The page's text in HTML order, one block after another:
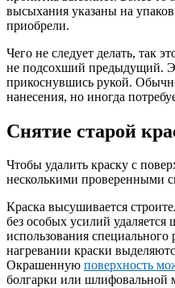
высыхания указаны на
приобрели.
Чего не следует делать, так
не подсохший предыдущий.
прикоснувшись рукой.
нанесения, но иногда
Снятие старой
Чтобы удалить краску с
несколькими проверенными
Краска высушивается
без особых усилий удаляется
использования специального
нагревании краски
Окрашенную поверхность
болгарки или шлифовальной